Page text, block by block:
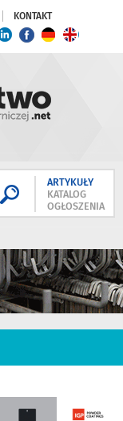
KONTAKT
ARTYKUŁY
KATALOG
OGŁOSZENIA